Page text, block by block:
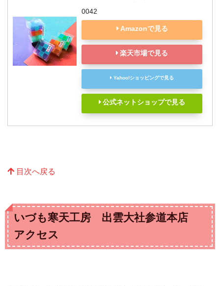
0042
Amazonで見る
楽天市場で見る
Yahoo!ショッピングで見る
公式ネットショップで見る
目次へ戻る
いづも寒天工房 出雲大社参道本店
アクセス